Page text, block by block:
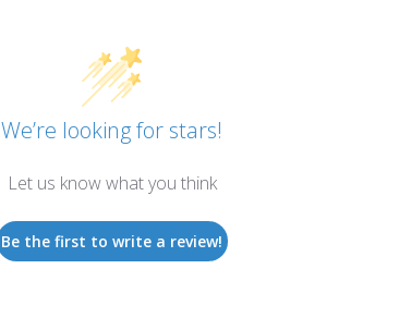
We’re looking for stars!
Let us know what you think
Be the first to write a review!